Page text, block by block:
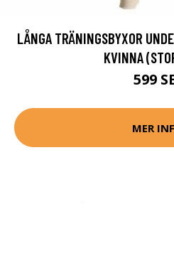
LÅNGA TRÄNINGSBYXOR
KVINNA
599
MER